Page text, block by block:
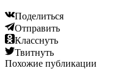
Поделиться
Отправить
Класснуть
Твитнуть
Похожие публикации